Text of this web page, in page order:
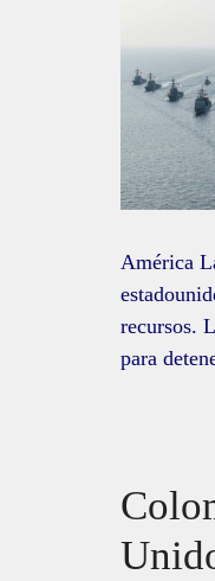
América
recursos.
para